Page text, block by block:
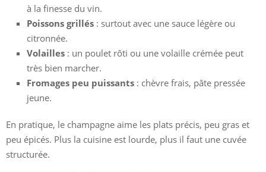
à la finesse du vin.
Poissons grillés : surtout avec une sauce légère ou
citronnée.
Volailles : un poulet rôti ou une volaille crémée peut
très bien marcher.
Fromages peu puissants : chèvre frais, pâte pressée
jeune.
En pratique, le champagne aime les plats précis, peu gras et
peu épicés. Plus la cuisine est lourde, plus il faut une cuvée
structurée.